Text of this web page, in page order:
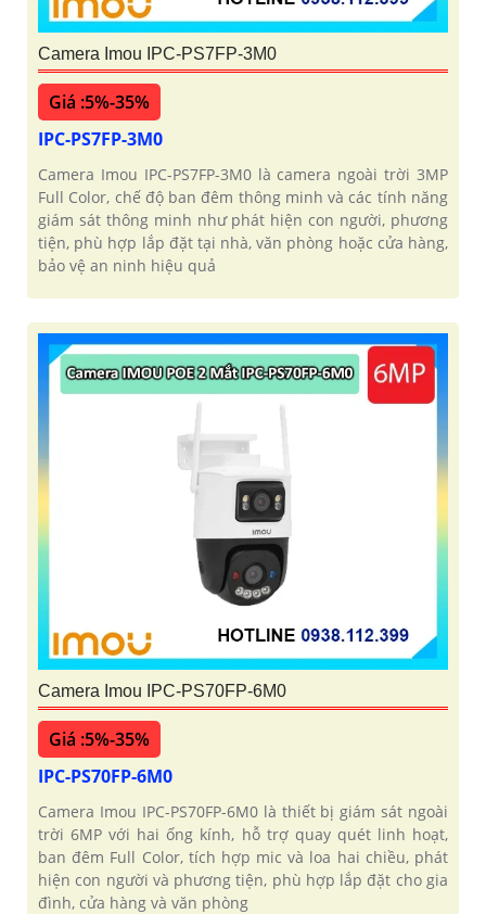
Camera Imou IPC-PS7FP-3M0
Giá :5%-35%
IPC-PS7FP-3M0
Camera Imou IPC-PS7FP-3M0 là camera ngoài trời 3MP
Full Color, chế độ ban đêm thông minh và các tính năng
giám sát thông minh như phát hiện con người, phương
tiện, phù hợp lắp đặt tại nhà, văn phòng hoặc cửa hàng,
bảo vệ an ninh hiệu quả
Camera Imou IPC-PS70FP-6M0
Giá :5%-35%
IPC-PS70FP-6M0
Camera Imou IPC-PS70FP-6M0 là thiết bị giám sát ngoài
trời 6MP với hai ống kính, hỗ trợ quay quét linh hoạt,
ban đêm Full Color, tích hợp mic và loa hai chiều, phát
hiện con người và phương tiện, phù hợp lắp đặt cho gia
đình, cửa hàng và văn phòng